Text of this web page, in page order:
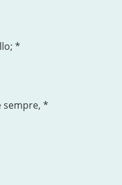
*
sempre, *